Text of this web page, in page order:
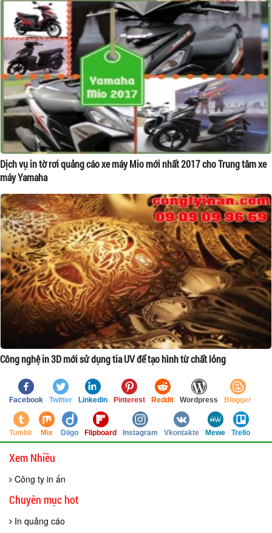
Dịch vụ in tờ rơi quảng cáo xe máy Mio mới nhất 2017 cho Trung tâm xe
máy Yamaha
Công nghệ in 3D mới sử dụng tia UV để tạo hình từ chất lỏng
Facebook Twitter Linkedin Pinterest Reddit Wordpress Blogger
Tumblr Mix Diigo Flipboard Instagram Vkontakte Mewe Trello
Xem Nhiều
Công ty in ấn
Chuyên mục hot
In quảng cáo